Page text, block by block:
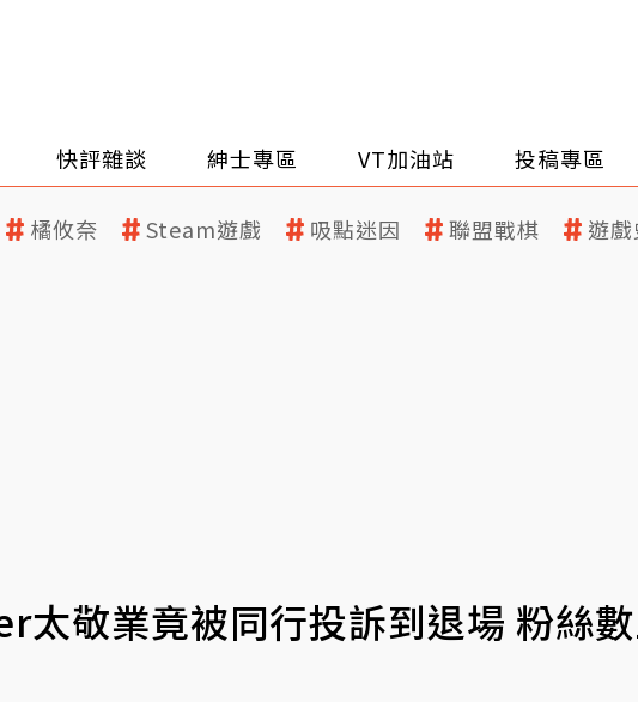
快評雜談 紳士專區 VT加油站 投稿專區
橘攸奈 Steam遊戲 吸點迷因 聯盟戰棋 遊
太敬業竟被同行投訴到退場 粉絲